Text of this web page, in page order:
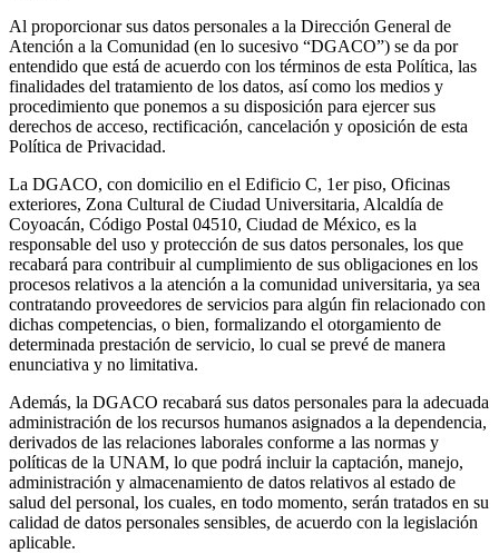
Al proporcionar sus datos personales a la Dirección General de
Atención a la Comunidad (en lo sucesivo “DGACO”) se da por
entendido que está de acuerdo con los términos de esta Política, las
finalidades del tratamiento de los datos, así como los medios y
procedimiento que ponemos a su disposición para ejercer sus
derechos de acceso, rectificación, cancelación y oposición de esta
Política de Privacidad.
La DGACO, con domicilio en el Edificio C, 1er piso, Oficinas
exteriores, Zona Cultural de Ciudad Universitaria, Alcaldía de
Coyoacán, Código Postal 04510, Ciudad de México, es la
responsable del uso y protección de sus datos personales, los que
recabará para contribuir al cumplimiento de sus obligaciones en los
procesos relativos a la atención a la comunidad universitaria, ya sea
contratando proveedores de servicios para algún fin relacionado con
dichas competencias, o bien, formalizando el otorgamiento de
determinada prestación de servicio, lo cual se prevé de manera
enunciativa y no limitativa.
Además, la DGACO recabará sus datos personales para la adecuada
administración de los recursos humanos asignados a la dependencia,
derivados de las relaciones laborales conforme a las normas y
políticas de la UNAM, lo que podrá incluir la captación, manejo,
administración y almacenamiento de datos relativos al estado de
salud del personal, los cuales, en todo momento, serán tratados en su
calidad de datos personales sensibles, de acuerdo con la legislación
aplicable.